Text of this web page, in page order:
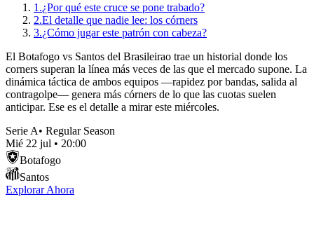
1.¿Por qué este cruce se pone trabado?
2.El detalle que nadie lee: los córners
3.¿Cómo jugar este patrón con cabeza?
El Botafogo vs Santos del Brasileirao trae un historial donde los
corners superan la línea más veces de las que el mercado supone. La
dinámica táctica de ambos equipos —rapidez por bandas, salida al
contragolpe— genera más córners de lo que las cuotas suelen
anticipar. Ese es el detalle a mirar este miércoles.
Serie A• Regular Season
Mié 22 jul • 20:00
Botafogo
Santos
Explorar Ahora